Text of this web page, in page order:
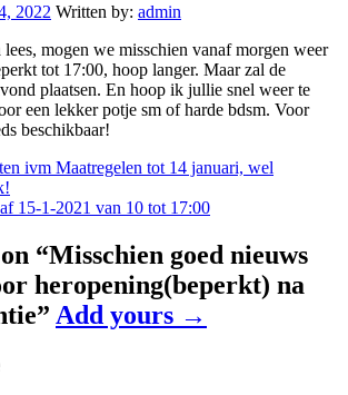
2022 Written by: admin
mogen we misschien vanaf morgen weer
tot 17:00, hoop langer. Maar zal de
plaatsen. En hoop ik jullie snel weer te
een lekker potje sm of harde bdsm. Voor
beschikbaar!
ivm Maatregelen tot 14 januari, wel
15-1-2021 van 10 tot 17:00
“Misschien goed nieuws
heropening(beperkt) na
” Add yours →